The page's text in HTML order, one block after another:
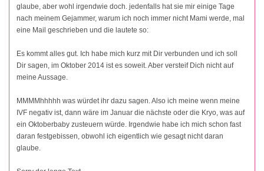
glaube, aber wohl irgendwie doch. jedenfalls hat sie mir einige Tage
nach meinem Gejammer, warum ich noch immer nicht Mami werde, mal
eine Mail geschrieben und die lautete so:
Es kommt alles gut. Ich habe mich kurz mit Dir verbunden und ich soll
Dir sagen, im Oktober 2014 ist es soweit. Aber versteif Dich nicht auf
meine Aussage.
MMMMhhhhh was würdet ihr dazu sagen. Also ich meine wenn meine
IVF negativ ist, dann wäre im Januar die nächste oder die Kryo, was auf
ein Oktoberbaby zusteuern würde. Irgendwie habe ich mich schon fast
daran festgebissen, obwohl ich eigentlich wie gesagt nicht daran
glaube.